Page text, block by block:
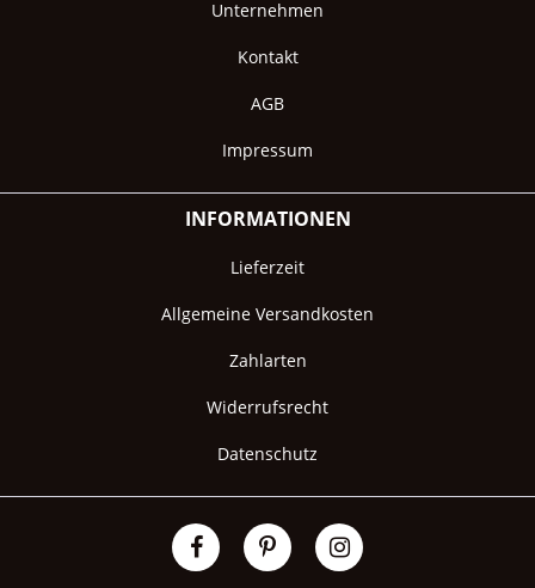
Unternehmen
Kontakt
AGB
Impressum
INFORMATIONEN
Lieferzeit
Allgemeine Versandkosten
Zahlarten
Widerrufsrecht
Datenschutz